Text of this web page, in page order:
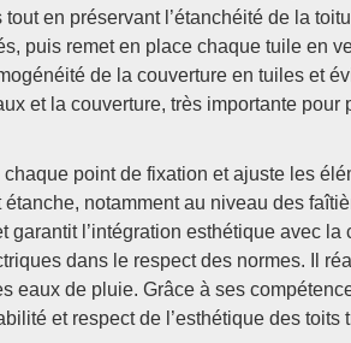
en préservant l’étanchéité de la
puis remet en place chaque tuile en
de la couverture en tuiles et
et la couverture, très importante pour
point de fixation et ajuste les
notamment au niveau des
garantit l’intégration esthétique avec la
dans le respect des normes. Il
eaux de pluie. Grâce à ses
et respect de l’esthétique des toits